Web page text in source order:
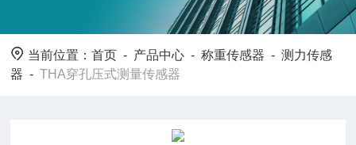
当前位置：首页 - 产品中心 -称重传感器 -测力传感
器 -THA穿孔压式测量传感器